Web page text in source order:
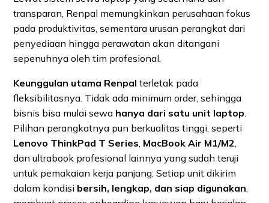
transparan, Renpal memungkinkan perusahaan fokus
pada produktivitas, sementara urusan perangkat dari
penyediaan hingga perawatan akan ditangani
sepenuhnya oleh tim profesional.
Keunggulan utama Renpal terletak pada
fleksibilitasnya. Tidak ada minimum order, sehingga
bisnis bisa mulai sewa hanya dari satu unit laptop
Pilihan perangkatnya pun berkualitas tinggi, seperti
Lenovo ThinkPad T Series MacBook Air M1/M2
dan ultrabook profesional lainnya yang sudah teruji
untuk pemakaian kerja panjang. Setiap unit dikirim
dalam kondisi bersih, lengkap, dan siap digunakan